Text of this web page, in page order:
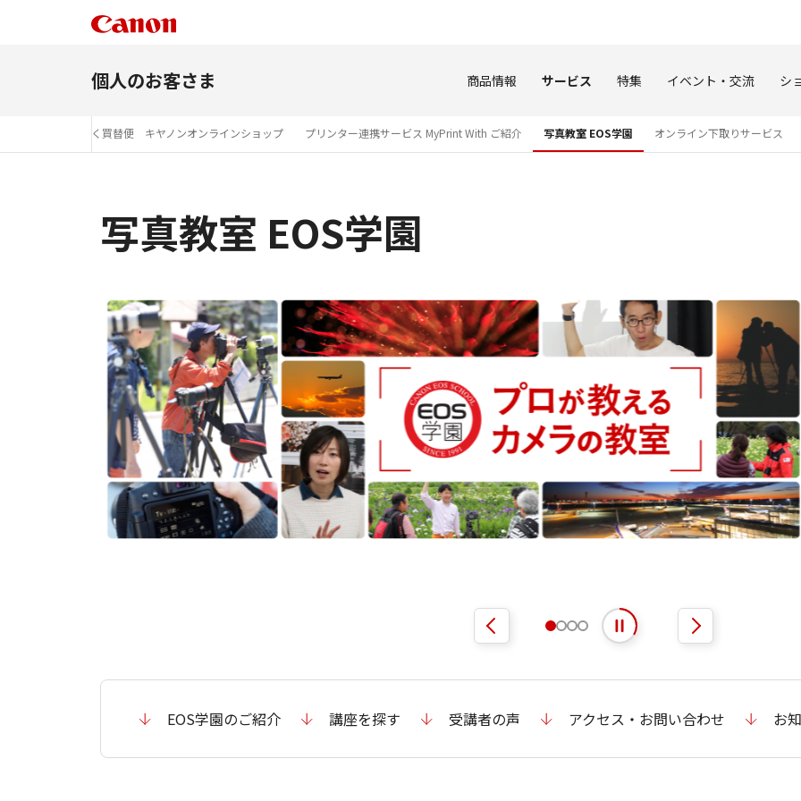
個人のお客さま 商品情報 サービス 特集 イベント・交流 シ
らくらく買替便 キヤノンオンラインショップ プリンター連携サービス MyPrint With ご紹介 写真教室 EOS学園 オンライン下取りサービス
写真教室 EOS学園
自動再生を開始
自動再生を停止
EOS学園のご紹介 講座を探す 受講者の声 アクセス・お問い合わせ お